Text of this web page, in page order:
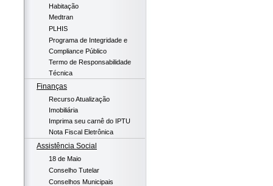
Habitação
Medtran
PLHIS
Programa de Integridade e
Compliance Público
Termo de Responsabilidade
Técnica
Finanças
Recurso Atualização
Imobiliária
Imprima seu carnê do IPTU
Nota Fiscal Eletrônica
Assistência Social
18 de Maio
Conselho Tutelar
Conselhos Municipais